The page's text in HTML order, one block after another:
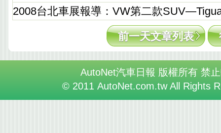
2008台北車展報導：VW第二款
前一天文章列表
AutoNet汽車日報 版權所有 禁
© 2011 AutoNet.com.tw All Rights